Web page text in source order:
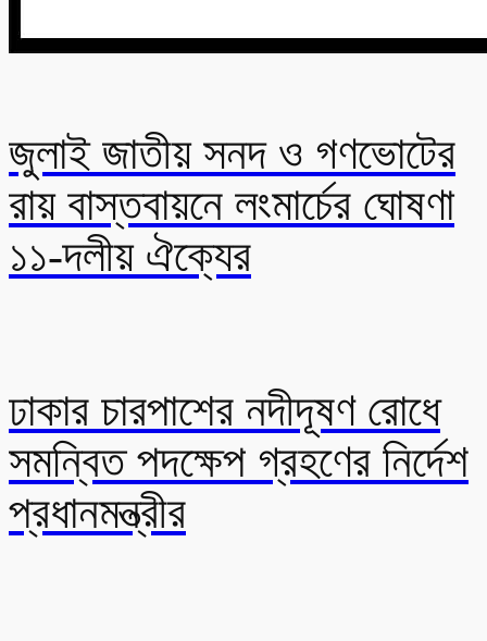
জুলাই জাতীয় সনদ ও গণভোটের
রায় বাস্তবায়নে লংমার্চের ঘোষণা
১১-দলীয় ঐক্যের
ঢাকার চারপাশের নদীদূষণ রোধে
সমন্বিত পদক্ষেপ গ্রহণের নির্দেশ
প্রধানমন্ত্রীর